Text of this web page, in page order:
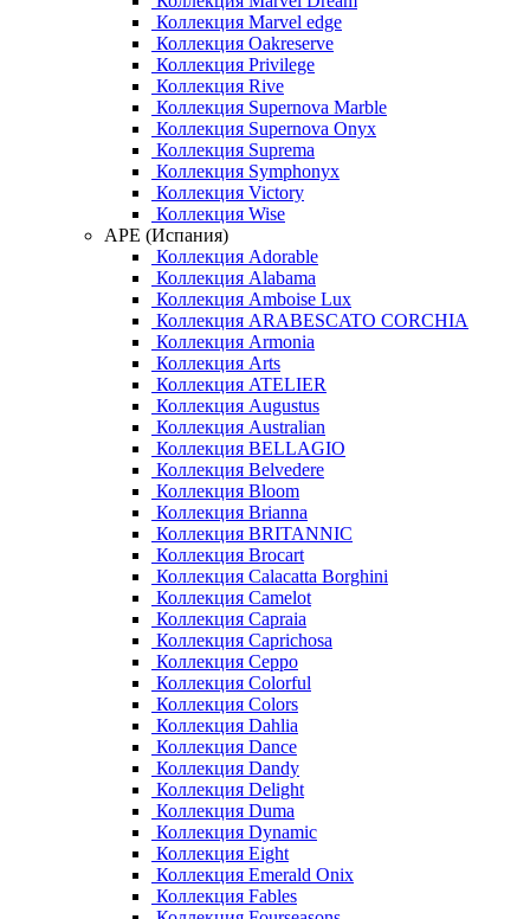
Коллекция Marvel edge
Коллекция Oakreserve
Коллекция Privilege
Коллекция Rive
Коллекция Supernova Marble
Коллекция Supernova Onyx
Коллекция Suprema
Коллекция Symphonyx
Коллекция Victory
Коллекция Wise
APE (Испания)
Коллекция Adorable
Коллекция Alabama
Коллекция Amboise Lux
Коллекция ARABESCATO CORCHIA
Коллекция Armonia
Коллекция Arts
Коллекция ATELIER
Коллекция Augustus
Коллекция Australian
Коллекция BELLAGIO
Коллекция Belvedere
Коллекция Bloom
Коллекция Brianna
Коллекция BRITANNIC
Коллекция Brocart
Коллекция Calacatta Borghini
Коллекция Camelot
Коллекция Capraia
Коллекция Caprichosa
Коллекция Ceppo
Коллекция Colorful
Коллекция Colors
Коллекция Dahlia
Коллекция Dance
Коллекция Dandy
Коллекция Delight
Коллекция Duma
Коллекция Dynamic
Коллекция Eight
Коллекция Emerald Onix
Коллекция Fables